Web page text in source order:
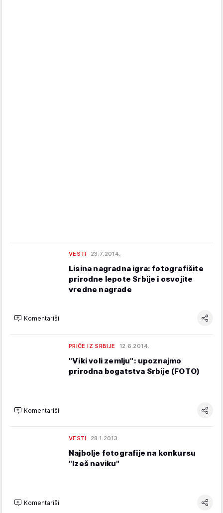
VESTI 23.7.2014.
Lisina nagradna igra: fotografišite
prirodne lepote Srbije i osvojite
vredne nagrade
Komentariši
PRIČE IZ SRBIJE 12.6.2014.
"Viki voli zemlju": upoznajmo
prirodna bogatstva Srbije (FOTO)
Komentariši
VESTI 28.1.2013.
Najbolje fotografije na konkursu
"Izeš naviku"
Komentariši